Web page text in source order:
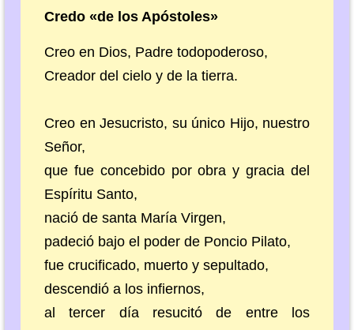
Credo «de los Apóstoles»
Creo en Dios, Padre todopoderoso,
Creador del cielo y de la tierra.
Creo en Jesucristo, su único Hijo, nuestro
Señor,
que fue concebido por obra y gracia del
Espíritu Santo,
nació de santa María Virgen,
padeció bajo el poder de Poncio Pilato,
fue crucificado, muerto y sepultado,
descendió a los infiernos,
al tercer día resucitó de entre los